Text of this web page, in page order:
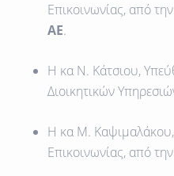
Επικοινωνίας, από την
ΑΕ.
Η κα Ν. Κάτσιου,
Διοικητικών
Η κα Μ.
Επικοινωνίας, από την